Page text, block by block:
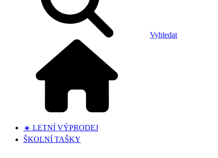
Vyhledat
☀️ LETNÍ VÝPRODEJ
ŠKOLNÍ TAŠKY